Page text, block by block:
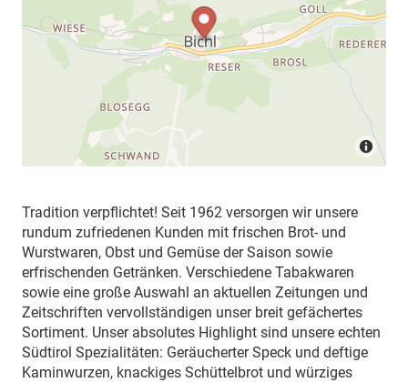
Tradition verpflichtet! Seit 1962 versorgen wir unsere
rundum zufriedenen Kunden mit frischen Brot- und
Wurstwaren, Obst und Gemüse der Saison sowie
erfrischenden Getränken. Verschiedene Tabakwaren
sowie eine große Auswahl an aktuellen Zeitungen und
Zeitschriften vervollständigen unser breit gefächertes
Sortiment. Unser absolutes Highlight sind unsere echten
Südtirol Spezialitäten: Geräucherter Speck und deftige
Kaminwurzen, knackiges Schüttelbrot und würziges